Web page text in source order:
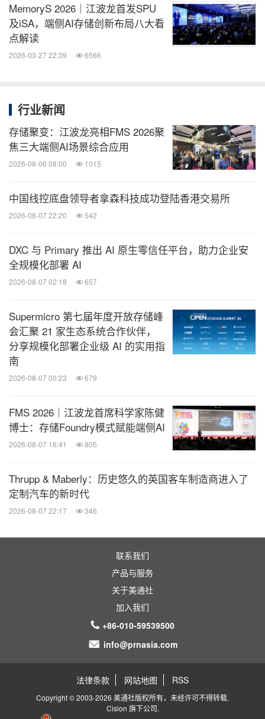
MemoryS 2026｜江波龙首发SPU
及iSA，端侧AI存储创新布局八大看
点解读
2026-03-27 22:39 6566
行业新闻
存储聚变：江波龙亮相FMS 2026聚
焦三大端侧AI场景综合应用
2026-08-06 08:00 1015
中国线控底盘领导者拿森科技成功登陆香港交易所
2026-08-07 22:20 542
DXC 与 Primary 推出 AI 原生零信任平台，助力企业安
全规模化部署 AI
2026-08-07 02:18 657
Supermicro 第七届年度开放存储峰
会汇聚 21 家生态系统合作伙伴，
分享规模化部署企业级 AI 的实用指
南
2026-08-07 00:23 679
FMS 2026｜江波龙首席科学家陈健
博士：存储Foundry模式赋能端侧AI
2026-08-07 16:41 805
Thrupp & Maberly：历史悠久的英国客车制造商进入了
定制汽车的新时代
2026-08-07 22:17 346
联系我们
产品与服务
关于美通社
加入我们
+86-010-59539500
info@prnasia.com
法律条款 网站地图 RSS
Copyright © 2003-2026 美通社版权所有，未经许可不得转载.
Cision 旗下公司.